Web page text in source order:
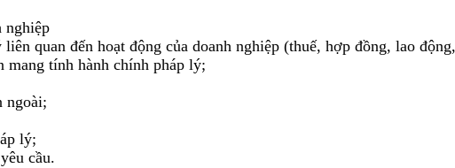
nghiệp
quan đến hoạt động của doanh nghiệp (thuế, hợp đồng, lao
mang tính hành chính pháp lý;
ngoài;
lý;
cầu.